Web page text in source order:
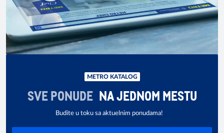
METRO KATALOG
SVE PONUDE NA JEDNOM MESTU
Budite u toku sa aktuelnim ponudama!